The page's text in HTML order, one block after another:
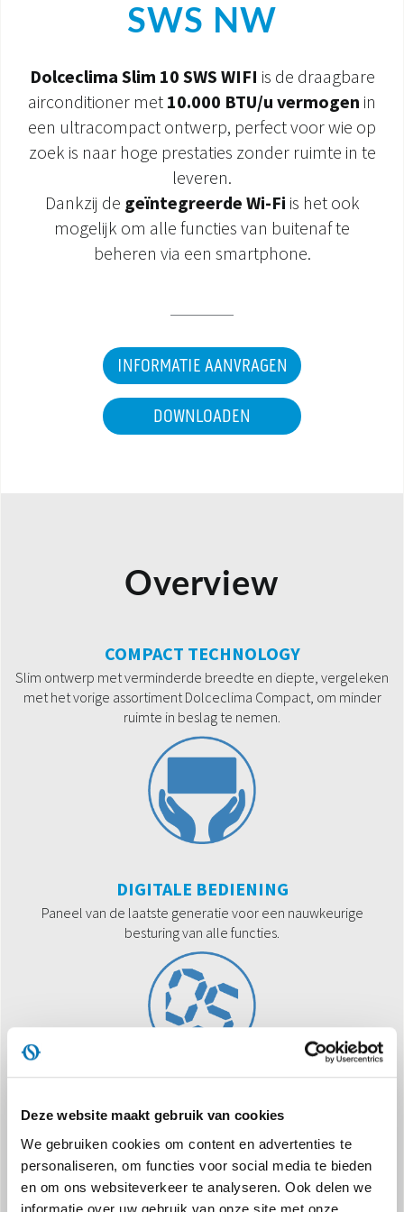
Deze website maakt gebruik van cookies
We gebruiken cookies om content en advertenties te
personaliseren, om functies voor social media te bieden
en om ons websiteverkeer te analyseren. Ook delen we
informatie over uw gebruik van onze site met onze
DOCUMENTATIE PRODUCTENSWS NW
Dolceclima Slim 10 SWS WIFI is de draagbare
airconditioner met 10.000 BTU/u vermogen in
een ultracompact ontwerp, perfect voor wie op
zoek is naar hoge prestaties zonder ruimte in te
leveren.
Dankzij de geïntegreerde Wi-Fi is het ook
mogelijk om alle functies van buitenaf te
beheren via een smartphone.
INFORMATIE AANVRAGEN
DOWNLOADEN
Overview
COMPACT TECHNOLOGY
Slim ontwerp met verminderde breedte en diepte, vergeleken
met het vorige assortiment Dolceclima Compact, om minder
ruimte in beslag te nemen.
DIGITALE BEDIENING
Paneel van de laatste generatie voor een nauwkeurige
besturing van alle functies.
FOLLOW ME
De afstandsbediening werkt als een thermostaat op afstand om
te zorgen voor de juiste temperatuurbediening op de plaats
waar er zich personen in een ruimte bevinden.